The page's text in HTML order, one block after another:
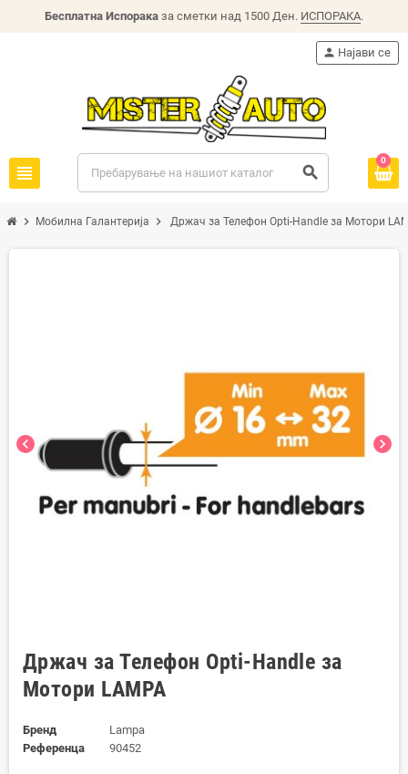
Бесплатна Испорака за сметки над 1500 Ден. ИСПОРАКА.
view_headline search
person Најави се
0
chevron_right Мобилна Галантерија chevron_right Држач за Телефон Opti-Handle за Мотори
chevron_left chevron_right
Држач за Телефон Opti-Handle за
Мотори LAMPA
Бренд
Lampa
Референца
90452